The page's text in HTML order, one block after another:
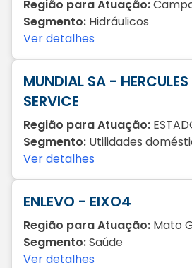
Região para Atuação:
Segmento: Hidráulicos
Ver detalhes
MUNDIAL SA -
SERVICE
Região para Atuação:
Segmento: Utilidades
Ver detalhes
ENLEVO - EIXO4
Região para Atuação: Mato
Segmento:Saúde
Ver detalhes